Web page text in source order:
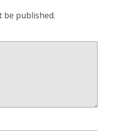
be published.